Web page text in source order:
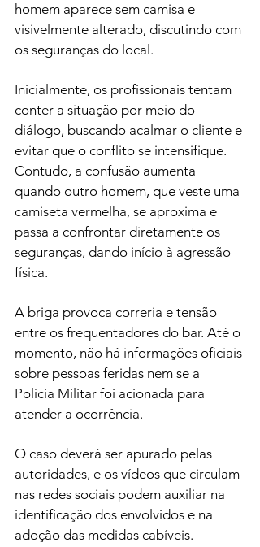
homem aparece sem camisa e
visivelmente alterado, discutindo com
os seguranças do local.
Inicialmente, os profissionais tentam
conter a situação por meio do
diálogo, buscando acalmar o cliente e
evitar que o conflito se intensifique.
Contudo, a confusão aumenta
quando outro homem, que veste uma
camiseta vermelha, se aproxima e
passa a confrontar diretamente os
seguranças, dando início à agressão
física.
A briga provoca correria e tensão
entre os frequentadores do bar. Até o
momento, não há informações oficiais
sobre pessoas feridas nem se a
Polícia Militar foi acionada para
atender a ocorrência.
O caso deverá ser apurado pelas
autoridades, e os vídeos que circulam
nas redes sociais podem auxiliar na
identificação dos envolvidos e na
adoção das medidas cabíveis.